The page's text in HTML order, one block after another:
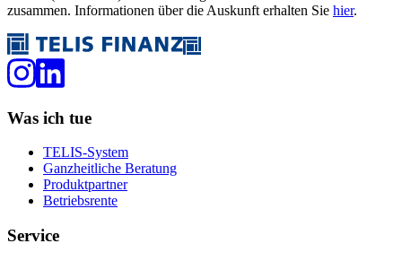
zusammen. Informationen über die Auskunft erhalten Sie hier.
Was ich tue
TELIS-System
Ganzheitliche Beratung
Produktpartner
Betriebsrente
Service